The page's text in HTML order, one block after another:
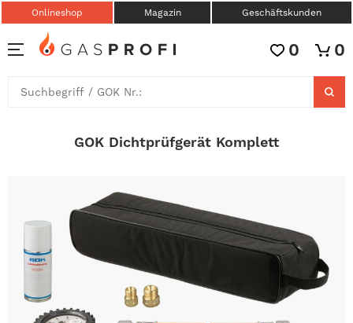
Onlineshop Magazin Geschäftskunden
0 0
GOK Dichtprüfgerät Komplett